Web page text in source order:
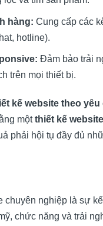
hàng: Cung cấp các
hotline).
Đảm bảo trải
trên mọi thiết bị.
kế website theo yêu
mộtthiết kế
phải hội tụ đầy đủ
chuyên nghiệp là sự
chức năng và trải